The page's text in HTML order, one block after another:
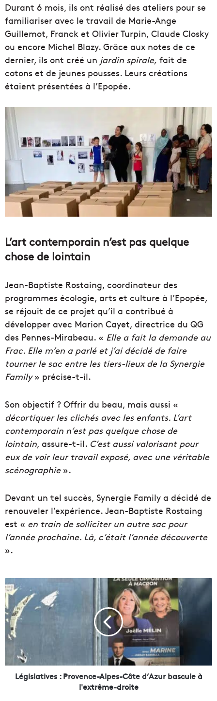
Durant 6 mois, ils ont réalisé des ateliers pour se
familiariser avec le travail de Marie-Ange
Guillemot, Franck et Olivier Turpin, Claude Closky
ou encore Michel Blazy. Grâce aux notes de ce
dernier, ils ont créé un jardin spirale, fait de
cotons et de jeunes pousses. Leurs créations
étaient présentées à l’Epopée.
L’art contemporain n’est pas quelque
chose de lointain
Jean-Baptiste Rostaing, coordinateur des
programmes écologie, arts et culture à l’Epopée,
se réjouit de ce projet qu’il a contribué à
développer avec Marion Cayet, directrice du QG
des Pennes-Mirabeau. « Elle a fait la demande au
Frac. Elle m’en a parlé et j’ai décidé de faire
tourner le sac entre les tiers-lieux de la Synergie
Family» précise-t-il.
Son objectif ? Offrir du beau, mais aussi «
décortiquer les clichés avec les enfants. L’art
contemporain n’est pas quelque chose de
lointain, assure-t-il. C’est aussi valorisant pour
eux de voir leur travail exposé, avec une véritable
scénographie ».
Devant un tel succès, Synergie Family a décidé de
renouveler l’expérience. Jean-Baptiste Rostaing
est « en train de solliciter un autre sac pour
l’année prochaine. Là, c’était l’année découverte
».
L
é
g
i
s
a
i
Législatives : Provence-Alpes-Côte d’Azur bascule à
l'extrême-droite